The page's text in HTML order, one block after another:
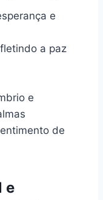
e
a paz
e
de
e